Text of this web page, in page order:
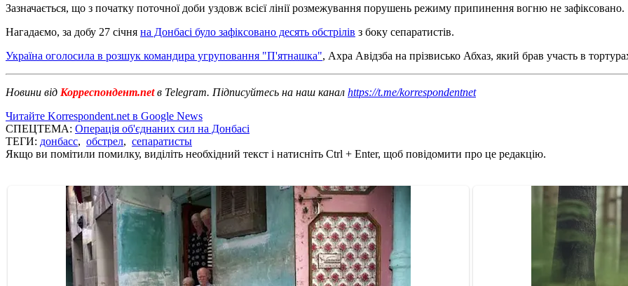
Зазначається, що з початку поточної доби уздовж всієї лінії розмежування порушень режиму припинення вогню не зафіксовано.
Нагадаємо, за добу 27 січня на Донбасі було зафіксовано десять обстрілів з боку сепаратистів.
Україна оголосила в розшук командира угруповання "П'ятнашка", Ахра Авідзба на прізвисько Абхаз, який брав участь в
Новини від Корреспондент.netв Telegram. Підписуйтесь на наш канал https://t.me/korrespondentnet
Читайте Korrespondent.net в Google News
СПЕЦТЕМА: Операція об'єднаних сил на Донбасі
ТЕГИ: донбасс, обстрел, сепаратисты
Якщо ви помітили помилку, виділіть необхідний текст і натисніть Ctrl + Enter, щоб повідомити про це редакцію.